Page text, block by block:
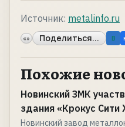
Источник: metalinfo.ru
«» Поделиться... B
Похожие
Новинский ЗМК
здания «Крокус Сити
Новинский завод